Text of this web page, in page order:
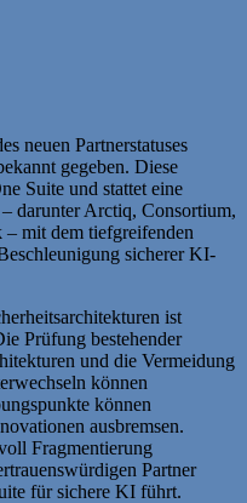
neuen Partnerstatuses
gegeben. Diese
Suite und stattet eine
darunter Arctiq, Consortium,
mit dem tiefgreifenden
sicherer KI-
ist
Prüfung bestehender
und die Vermeidung
können
können
ausbremsen.
Fragmentierung
Partner
für sichere KI führt.